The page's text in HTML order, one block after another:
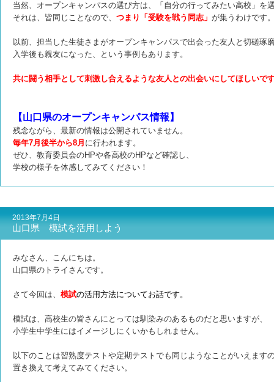
当然、オープンキャンパスの選び方は、「自分の行ってみたい高校」を
それは、皆同じことなので、 つまり「受験を戦う同志」 が集うわけです
以前、担当した生徒さまがオープンキャンパスで出会った友人と切磋琢
入学後も親友になった、
という事例もあります。
共に闘う相手として刺激し合えるような友人との出会いにしてほしいで
【山口県のオープンキャンパス情報】
残念ながら、最新の情報は公開されていません。
毎年7月後半から8月 に行われます。
ぜひ、教育委員会のHPや各高校のHPなど確認し、
学校の様子を体感してみてください！
2013年7月4日
山口県 模試を活用しよう
みなさん、こんにちは。
山口県のトライさんです。
さて今回は、 模試の活用方法についてお話です。
模試は、高校生の皆さんにとっては馴染みのあるものだと思いますが、
小学生中学生にはイメージしにくいかもしれません。
以下のことは習熟度テストや定期テストでも同じようなことがいえます
置き換えて考えてみてください。